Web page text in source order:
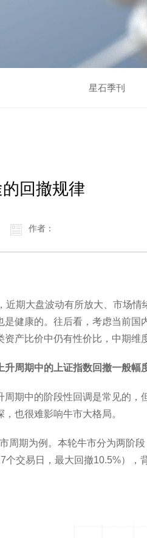
星石季刊
回撤规律
作者：
近期大盘波动有所放大、市场
是健康的。往后看，考虑当前
产比价中仍有性价比，中期维
升周期中的上证指数回撤一般幅
周期中的阶段性回调是常见的
也很难影响牛市大格局。
周期为例。本轮牛市分为两阶
个交易日，最大回撤10.5%）